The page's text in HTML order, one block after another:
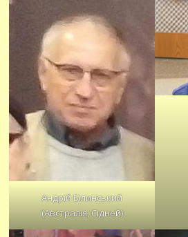
Андрій Білинський
(Австралія, Сідней)